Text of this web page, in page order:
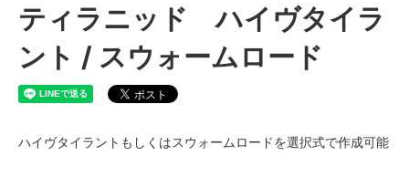
ティラニッド ハイヴタイラ
ント / スウォームロード
ハイヴタイラントもしくはスウォームロードを選択式で作成可能